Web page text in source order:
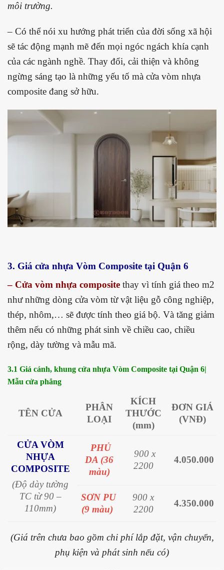
môi trường.
– Có thể nói xu hướng phát triển của đời sống xã hội
sẽ tác động mạnh mẽ đến mọi ngóc ngách khía cạnh
của các ngành nghề. Thay đổi, cải thiện và không
ngừng sáng tạo là những yếu tố mà cửa vòm nhựa
composite đang sở hữu.
3. Giá cửa nhựa Vòm Composite tại Quận 6
– Cửa vòm nhựa composite thay vì tính giá theo m2
như những dòng cửa vòm từ vật liệu gỗ công nghiệp,
thép, nhôm,… sẽ được tính theo giá bộ. Và tăng giảm
thêm nếu có những phát sinh về chiều cao, chiều
rộng, dày tường và mẫu mã.
3.1 Giá cánh, khung cửa nhựa Vòm Composite tại Quận 6|
Mẫu cửa phẳng
TÊN CỬA
PHÂN
LOẠI
KÍCH
THƯỚC
(mm)
ĐƠN GIÁ
(VNĐ)
CỬA VÒM
NHỰA
COMPOSITE
(Độ dày tường
TC từ 90 –
110mm)
PHỦ
DA (36
màu)
900 x
2200
4.050.000
SƠN PU
(9 màu)
900 x
2200
4.350.000
(Giá trên chưa bao gồm chi phí lắp đặt, vận chuyển,
phụ kiện và phát sinh nếu có)